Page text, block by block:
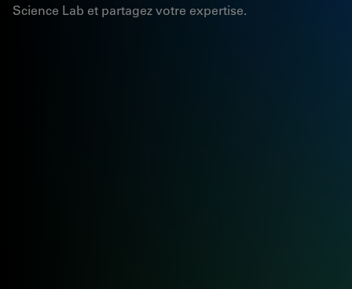
Science Lab et partagez votre expertise.